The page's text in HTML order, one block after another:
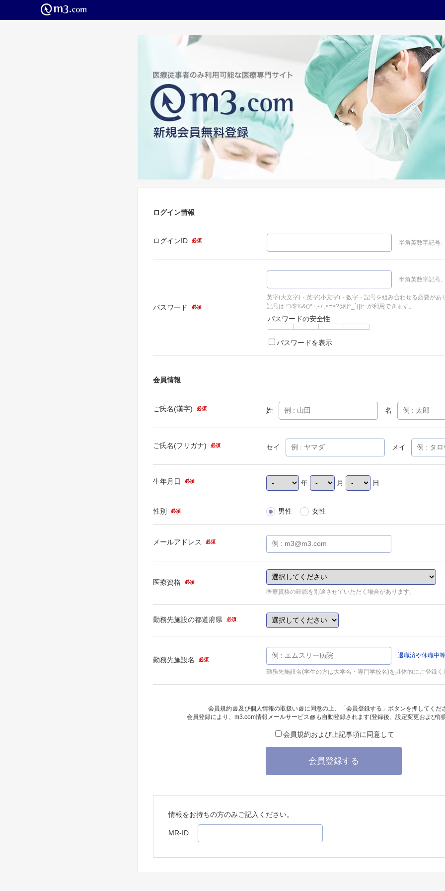
ログイン情報
ログインID 必須 半角英数字記号
パスワード 必須
半角英数字記号
英字(大文字)・英字(小文字)・数字・記号を組み合わせる必要があ
記号は !"#$%&()*+,-./:;<=>?@[]^_`{|}~ が利用できます。
パスワードの安全性
パスワードを表示
会員情報
ご氏名(漢字) 必須 姓 名
ご氏名(フリガナ) 必須 セイ メイ
生年月日 必須 年 月 日
性別 必須 男性 女性
メールアドレス 必須
医療資格 必須
医療資格の確認を別途させていただく場合があります。
勤務先施設の都道府県 必須
勤務先施設名 必須
退職済や休職中
勤務先施設名(学生の方は大学名・専門学校名)を具体的にご登録く
会員規約 及び個人情報の取扱い
に同意の上、「会員登録する」ボタンを押してくだ
会員登録により、 m3.com情報メールサービス も自動登録されます(登録後、設定変更および
会員規約および上記事項に同意して
会員登録する
情報をお持ちの方のみご記入ください。
MR-ID